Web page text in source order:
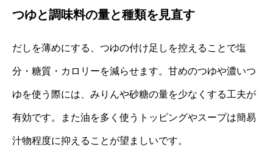
つゆと調味料の量と種類を見直す
だしを薄めにする、つゆの付け足しを控えることで塩
分・糖質・カロリーを減らせます。甘めのつゆや濃いつ
ゆを使う際には、みりんや砂糖の量を少なくする工夫が
有効です。また油を多く使うトッピングやスープは簡易
汁物程度に抑えることが望ましいです。